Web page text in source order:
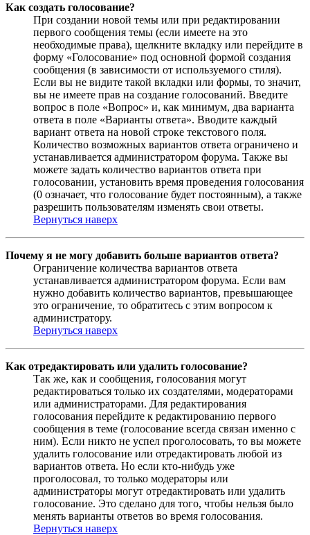
Как создать голосование?
При создании новой темы или при редактировании
первого сообщения темы (если имеете на это
необходимые права), щелкните вкладку или перейдите в
форму «Голосование» под основной формой создания
сообщения (в зависимости от используемого стиля).
Если вы не видите такой вкладки или формы, то значит,
вы не имеете прав на создание голосований. Введите
вопрос в поле «Вопрос» и, как минимум, два варианта
ответа в поле «Варианты ответа». Вводите каждый
вариант ответа на новой строке текстового поля.
Количество возможных вариантов ответа ограничено и
устанавливается администратором форума. Также вы
можете задать количество вариантов ответа при
голосовании, установить время проведения голосования
(0 означает, что голосование будет постоянным), а также
разрешить пользователям изменять свои ответы.
Вернуться наверх
Почему я не могу добавить больше вариантов ответа?
Ограничение количества вариантов ответа
устанавливается администратором форума. Если вам
нужно добавить количество вариантов, превышающее
это ограничение, то обратитесь с этим вопросом к
администратору.
Вернуться наверх
Как отредактировать или удалить голосование?
Так же, как и сообщения, голосования могут
редактироваться только их создателями, модераторами
или администраторами. Для редактирования
голосования перейдите к редактированию первого
сообщения в теме (голосование всегда связан именно с
ним). Если никто не успел проголосовать, то вы можете
удалить голосование или отредактировать любой из
вариантов ответа. Но если кто-нибудь уже
проголосовал, то только модераторы или
администраторы могут отредактировать или удалить
голосование. Это сделано для того, чтобы нельзя было
менять варианты ответов во время голосования.
Вернуться наверх